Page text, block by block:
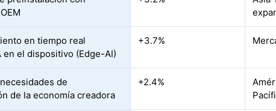
en tiempo real
en el dispositivo (Edge-AI)
+3.7%
de
de la economía creadora
+2.4%